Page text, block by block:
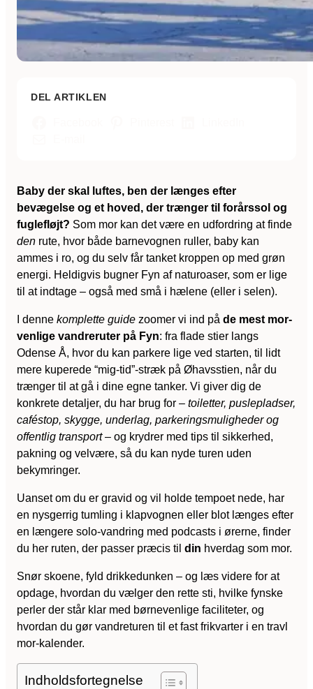
DEL ARTIKLEN
Baby der skal luftes, ben der længes efter
bevægelse og et hoved, der trænger til forårssol og
fuglefløjt? Som mor kan det være en udfordring at finde
den rute, hvor både barnevognen ruller, baby kan
ammes i ro, og du selv får tanket kroppen op med grøn
energi. Heldigvis bugner Fyn af naturoaser, som er lige
til at indtage – også med små i hælene (eller i selen).
I denne komplette guide zoomer vi ind på de mest mor-
venlige vandreruter på Fyn: fra flade stier langs
Odense Å, hvor du kan parkere lige ved starten, til lidt
mere kuperede “mig-tid”-stræk på Øhavsstien, når du
trænger til at gå i dine egne tanker. Vi giver dig de
konkrete detaljer, du har brug for – toiletter, puslepladser,
caféstop, skygge, underlag, parkeringsmuligheder og
offentlig transport– og krydrer med tips til sikkerhed,
pakning og velvære, så du kan nyde turen uden
bekymringer.
Uanset om du er gravid og vil holde tempoet nede, har
en nysgerrig tumling i klapvognen eller blot længes efter
en længere solo-vandring med podcasts i ørerne, finder
du her ruten, der passer præcis til din hverdag som mor.
Snør skoene, fyld drikkedunken – og læs videre for at
opdage, hvordan du vælger den rette sti, hvilke fynske
perler der står klar med børnevenlige faciliteter, og
hvordan du gør vandreturen til et fast frikvarter i en travl
mor-kalender.
Indholdsfortegnelse